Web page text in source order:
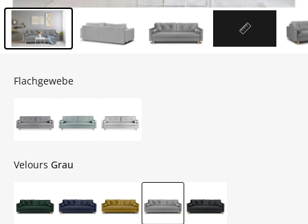
Flachgewebe
Velours Grau